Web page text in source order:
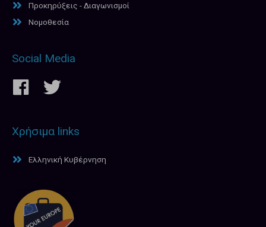
Προκηρύξεις - Διαγωνισμοί
Νομοθεσία
Social Media
Χρήσιμα links
Ελληνική Κυβέρνηση